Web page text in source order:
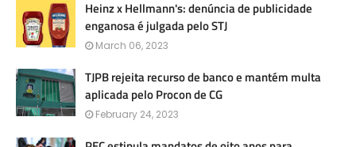
Heinz x Hellmann's: denúncia de publicidade
enganosa é julgada pelo STJ
March 06, 2023
TJPB rejeita recurso de banco e mantém multa
aplicada pelo Procon de CG
February 24, 2023